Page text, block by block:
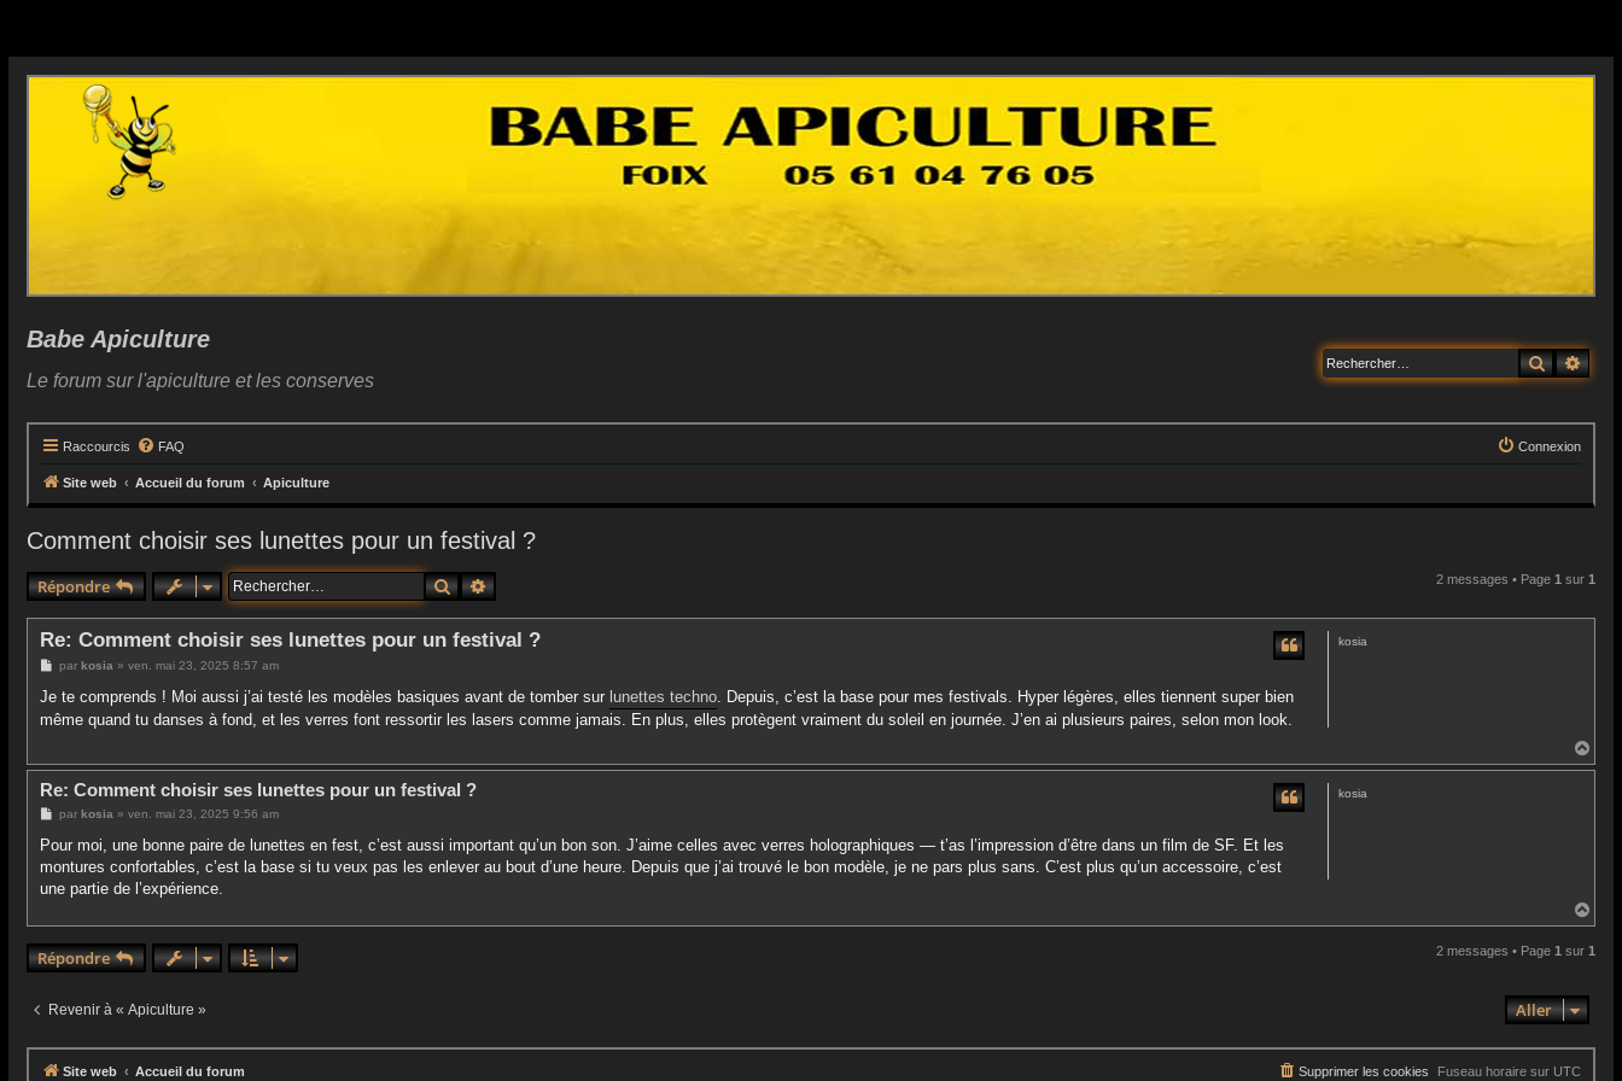
Babe Apiculture
Le forum sur l'apiculture et les conserves
Raccourcis FAQ Connexion
Site web Accueil du forum Apiculture
Comment choisir ses lunettes pour un festival ?
Répondre RechercherRecherche avancée 2 messages • Page 1 sur 1
kosia
Re: Comment choisir ses lunettes pour un festival ?
M
s
a
par kosia » ven. mai 23, 2025 8:57 am
Je te comprends ! Moi aussi j’ai testé les modèles basiques avant de tomber sur lunettes techno. Depuis, c’est la base pour mes festivals. Hyper légères, elles tiennent super bien
même quand tu danses à fond, et les verres font ressortir les lasers comme jamais. En plus, elles protègent vraiment du soleil en journée. J’en ai plusieurs paires, selon mon look.
a
kosia
Re: Comment choisir ses lunettes pour un festival ?
M
s
a
g
par kosia » ven. mai 23, 2025 9:56 am
Pour moi, une bonne paire de lunettes en fest, c’est aussi important qu’un bon son. J’aime celles avec verres holographiques — t’as l’impression d’être dans un film de SF. Et les
montures confortables, c’est la base si tu veux pas les enlever au bout d’une heure. Depuis que j’ai trouvé le bon modèle, je ne pars plus sans. C’est plus qu’un accessoire, c’est
une partie de l’expérience.
a
t
Répondre 2 messages • Page 1 sur 1
Revenir à « Apiculture » Aller
Site web Accueil du forum Fuseau horaire sur UTC
Supprimer les cookies